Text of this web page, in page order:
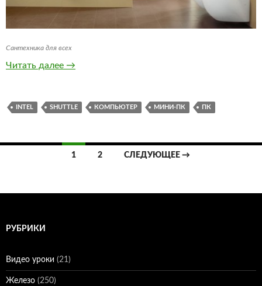
Сантехника для всех
Читать далее Shuttle DS47 — мини-ПУ на Intel Celeron 847
→
INTEL SHUTTLE КОМПЬЮТЕР МИНИ-ПК ПК
Навигация
записям
1 2 СЛЕДУЮЩЕЕ →
РУБРИКИ
Видео уроки (21)
Железо (250)